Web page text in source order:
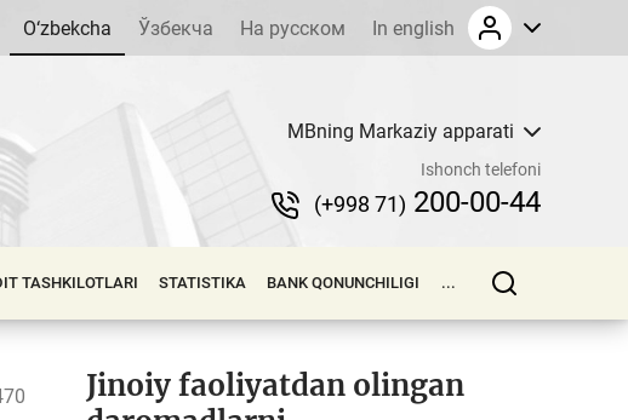
O‘zbekcha Ўзбекча На русском In english
MBning Markaziy apparati
Ishonch telefoni
(+998 71) 200-00-44
TASHKILOTLARI STATISTIKA BANK QONUNCHILIGI ...
Jinoiy faoliyatdan olingan